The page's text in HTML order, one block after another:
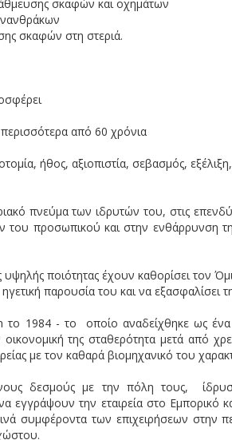
σκαφών και οχημάτων
σκαφών στη στεριά.
από 60 χρόνια
ήθος, αξιοπιστία, σεβασμός,
πνεύμα των ιδρυτών του, στις
προσωπικού και στην ενθάρρυνση
ποιότητας έχουν καθορίσει τον
παρουσία του και να εξασφαλίσει
το 1984 - τo οποίο αναδείχθηκε ως
της σταθερότητα μετά από
με τον καθαρά βιομηχανικό του
δεσμούς με την πόλη τους,
την εταιρεία στο Εμπορικό
συμφέροντα των επιχειρήσεων στην